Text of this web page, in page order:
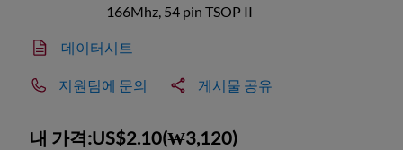
166Mhz, 54 pin TSOP II
데이터시트
지원팀에 문의 게시물 공유
내 가격:US$2.10(₩3,120)